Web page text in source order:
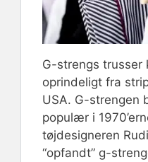
G-strengs trusser
oprindeligt fra
USA. G-strengen
populær i
tøjdesigneren
“opfandt” g-